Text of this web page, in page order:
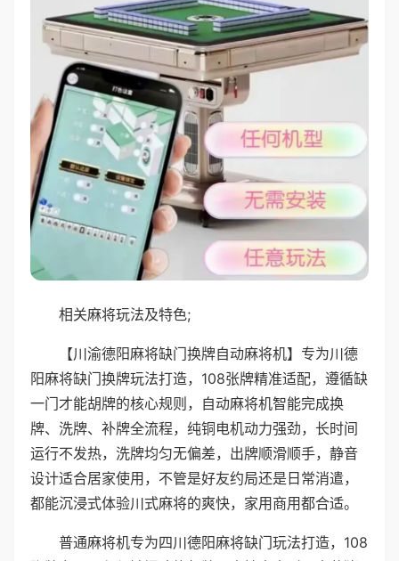
相关麻将玩法及特色;
【川渝德阳麻将缺门换牌自动麻将机】专为川德
阳麻将缺门换牌玩法打造，108张牌精准适配，遵循缺
一门才能胡牌的核心规则，自动麻将机智能完成换
牌、洗牌、补牌全流程，纯铜电机动力强劲，长时间
运行不发热，洗牌均匀无偏差，出牌顺滑顺手，静音
设计适合居家使用，不管是好友约局还是日常消遣，
都能沉浸式体验川式麻将的爽快，家用商用都合适。
普通麻将机专为四川德阳麻将缺门玩法打造，108